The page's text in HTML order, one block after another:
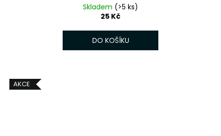
Skladem (>5 ks)
25 Kč
DO KOŠÍKU
AKCE